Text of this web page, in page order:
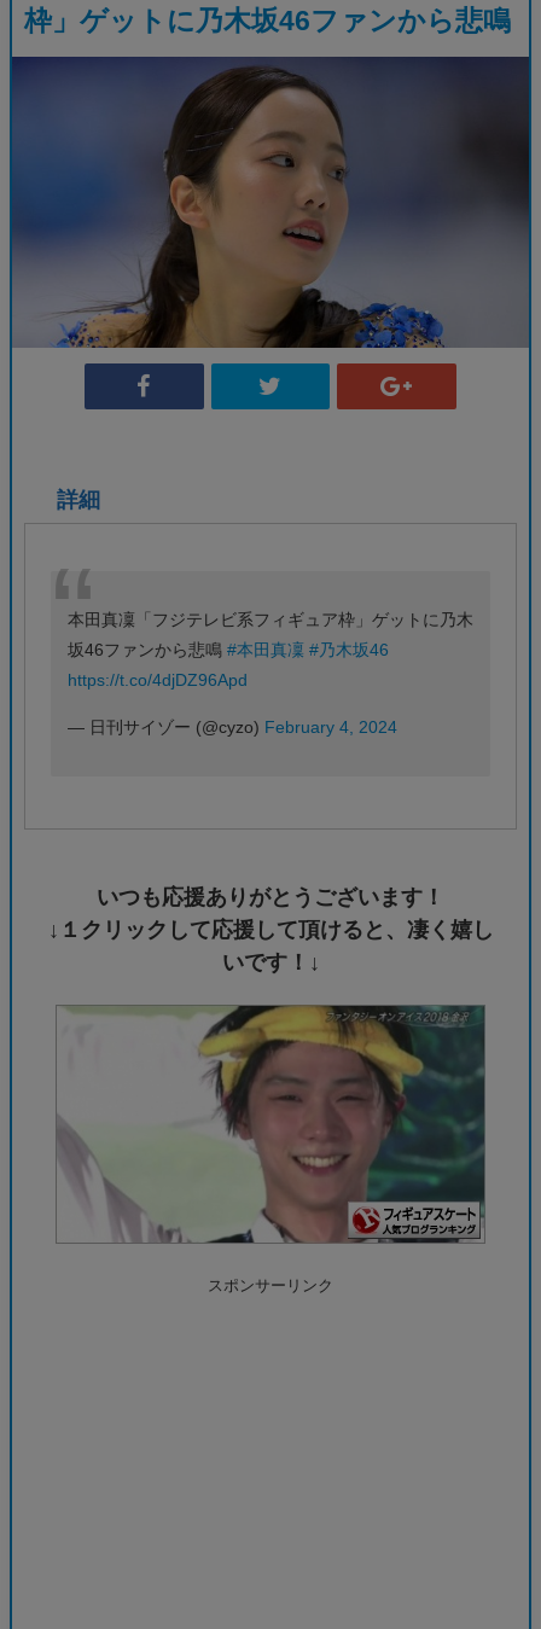
枠」ゲットに乃木坂46ファンから悲鳴
詳細
本田真凜「フジテレビ系フィギュア枠」ゲットに乃木
坂46ファンから悲鳴 #本田真凜 #乃木坂46
https://t.co/4djDZ96Apd
— 日刊サイゾー (@cyzo) February 4, 2024
いつも応援ありがとうございます！
↓１クリックして応援して頂けると、凄く嬉し
いです！↓
スポンサーリンク